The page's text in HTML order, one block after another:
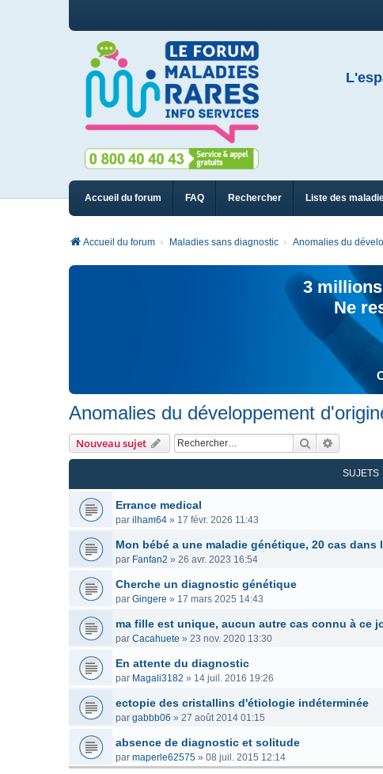
Accueil du forum FAQ Rechercher Liste des
Accueil du forum Maladies sans diagnostic Anomalies du
3
Ne
Anomalies du développement
Nouveau sujet Rechercher
SUJETS
Errance medical
par ilham64 » 17 févr. 2026 11:43
Mon bébé a une maladie génétique, 20 cas dans
par Fanfan2 » 26 avr. 2023 16:54
Cherche un diagnostic génétique
par Gingere » 17 mars 2025 14:43
ma fille est unique, aucun autre cas connu à ce
par Cacahuete » 23 nov. 2020 13:30
En attente du diagnostic
par Magali3182 » 14 juil. 2016 19:26
ectopie des cristallins d'étiologie indéterminée
par gabbb06 » 27 août 2014 01:15
absence de diagnostic et solitude
par maperle62575 » 08 juil. 2015 12:14